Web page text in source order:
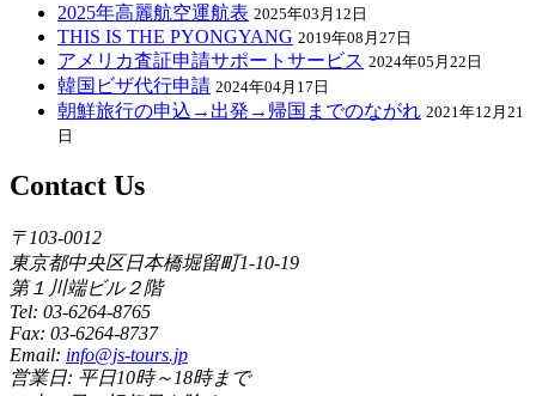
2025年高麗航空運航表 2025年03月12日
THIS IS THE PYONGYANG 2019年08月27日
アメリカ査証申請サポートサービス 2024年05月22日
韓国ビザ代行申請 2024年04月17日
朝鮮旅行の申込→出発→帰国までのながれ 2021年12月21
日
Contact Us
〒103-0012
東京都中央区日本橋堀留町1-10-19
第１川端ビル２階
Tel: 03-6264-8765
Fax: 03-6264-8737
Email: info@js-tours.jp
営業日: 平日10時～18時まで